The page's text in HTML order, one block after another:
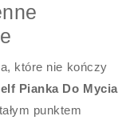
które nie kończy
Pianka Do Mycia
punktem